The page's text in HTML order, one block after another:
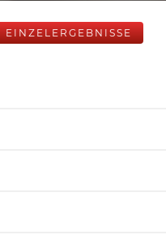
EINZELERGEBNISSE